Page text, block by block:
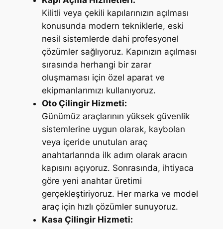
Kilitli veya çekili kapılarınızın açılması
konusunda modern tekniklerle, eski
nesil sistemlerde dahi profesyonel
çözümler sağlıyoruz. Kapınızın açılması
sırasında herhangi bir zarar
oluşmaması için özel aparat ve
ekipmanlarımızı kullanıyoruz.
Oto Çilingir Hizmeti:
Günümüz araçlarının yüksek güvenlik
sistemlerine uygun olarak, kaybolan
veya içeride unutulan araç
anahtarlarında ilk adım olarak aracın
kapısını açıyoruz. Sonrasında, ihtiyaca
göre yeni anahtar üretimi
gerçekleştiriyoruz. Her marka ve model
araç için hızlı çözümler sunuyoruz.
Kasa Çilingir Hizmeti: